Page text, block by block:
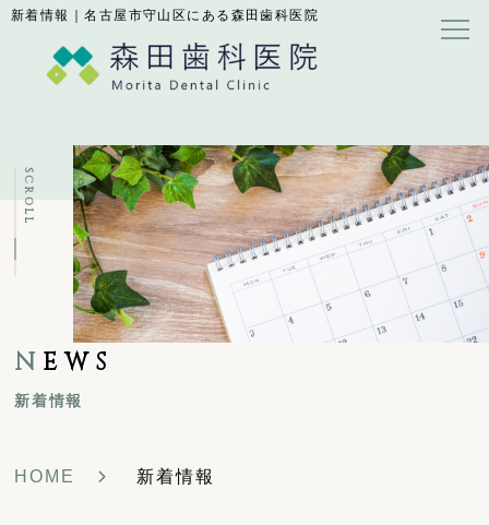
新着情報｜名古屋市守山区にある森田歯科医院
N EWS
新着情報
SCROLL
HOME 新着情報